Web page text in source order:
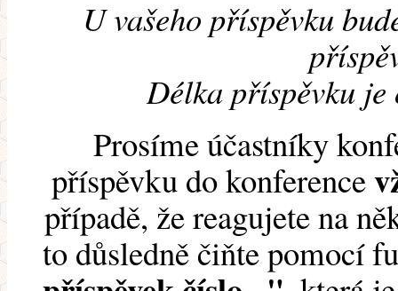
U vašeho příspěvku
Délka příspěvku je
Prosíme účastníky
příspěvku do konference
případě, že reagujete na
to důsledně čiňte pomocí